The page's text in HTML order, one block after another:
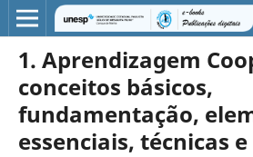
1. Aprendizagem
conceitos básicos,
fundamentação,
essenciais, técnicas